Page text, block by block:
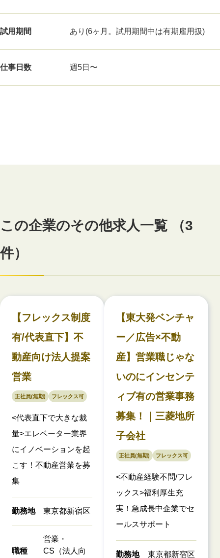
試用期間 あり(6ヶ月。試用期間中は有期雇用扱)
仕事日数 週5日〜
この企業のその他求人一覧 （3
件）
【フレックス制度
有/代表直下】不
動産向け法人提案
営業
正社員(無期) フレックス可
<代表直下で大きな裁
量>エレベーター業界
にイノベーションを起
こす！不動産営業を募
集
勤務地 東京都新宿区
職種
営業・
CS（法人向
【東大発ベンチャ
ー／広告×不動
産】営業職じゃな
いのにインセンテ
ィブ有の営業事務
募集！｜三菱地所
子会社
正社員(無期) フレックス可
<不動産経験不問/フレ
ックス>福利厚生充
実！急成長中企業でセ
ールスサポート
勤務地 東京都新宿区